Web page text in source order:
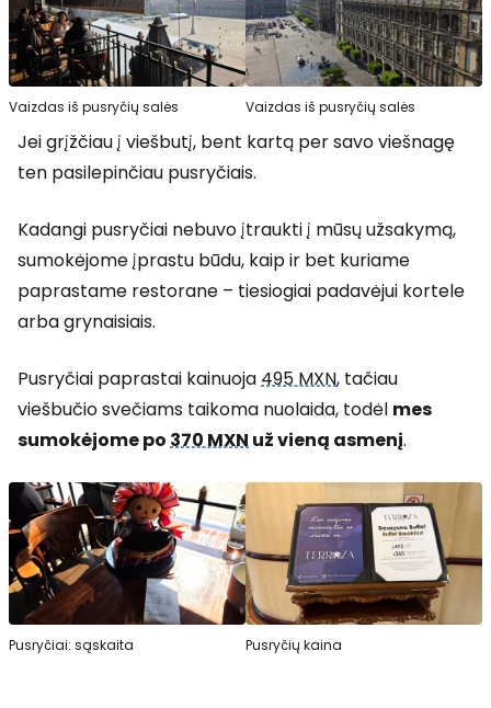
Vaizdas iš pusryčių salės Vaizdas iš pusryčių salės
Jei grįžčiau į viešbutį, bent kartą per savo viešnagę
ten pasilepinčiau pusryčiais.
Kadangi pusryčiai nebuvo įtraukti į mūsų užsakymą,
sumokėjome įprastu būdu, kaip ir bet kuriame
paprastame restorane – tiesiogiai padavėjui kortele
arba grynaisiais.
Pusryčiai paprastai kainuoja495 MXN, tačiau
viešbučio svečiams taikoma nuolaida, todėl mes
sumokėjome po370 MXNuž vieną asmenį.
Pusryčiai: sąskaita Pusryčių kaina